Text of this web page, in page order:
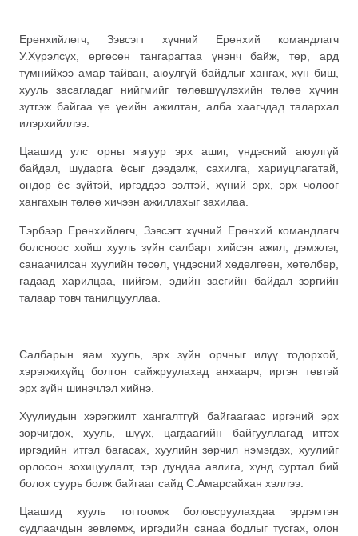
Ерөнхийлөгч, Зэвсэгт хүчний Ерөнхий командлагч
У.Хүрэлсүх, өргөсөн тангарагтаа үнэнч байж, төр, ард
түмнийхээ амар тайван, аюулгүй байдлыг хангах, хүн биш,
хууль засагладаг нийгмийг төлөвшүүлэхийн төлөө хүчин
зүтгэж байгаа үе үеийн ажилтан, алба хаагчдад талархал
илэрхийллээ.
Цаашид улс орны язгуур эрх ашиг, үндэсний аюулгүй
байдал, шударга ёсыг дээдэлж, сахилга, хариуцлагатай,
өндөр ёс зүйтэй, иргэддээ ээлтэй, хүний эрх, эрх чөлөөг
хангахын төлөө хичээн ажиллахыг захилаа.
Тэрбээр Ерөнхийлөгч, Зэвсэгт хүчний Ерөнхий командлагч
болсноос хойш хууль зүйн салбарт хийсэн ажил, дэмжлэг,
санаачилсан хуулийн төсөл, үндэсний хөдөлгөөн, хөтөлбөр,
гадаад харилцаа, нийгэм, эдийн засгийн байдал зэргийн
талаар товч танилцууллаа.
Салбарын яам хууль, эрх зүйн орчныг илүү тодорхой,
хэрэгжихүйц болгон сайжруулахад анхаарч, иргэн төвтэй
эрх зүйн шинэчлэл хийнэ.
Хуулиудын хэрэгжилт хангалтгүй байгаагаас иргэний эрх
зөрчигдөх, хууль, шүүх, цагдаагийн байгууллагад итгэх
иргэдийн итгэл багасах, хуулийн зөрчил нэмэгдэх, хуулийг
орлосон зохицуулалт, тэр дундаа авлига, хүнд суртал бий
болох суурь болж байгааг сайд С.Амарсайхан хэллээ.
Цаашид хууль тогтоомж боловсруулахдаа эрдэмтэн
судлаачдын зөвлөмж, иргэдийн санаа бодлыг тусгах, олон